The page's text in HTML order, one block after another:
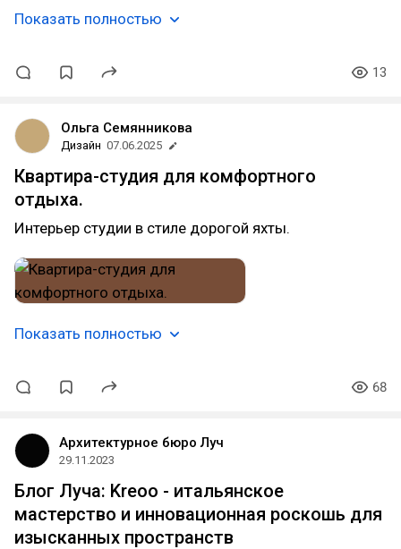
Показать полностью
13
Ольга Семянникова
Дизайн 07.06.2025
Квартира-студия для комфортного
отдыха.
Интерьер студии в стиле дорогой яхты.
Показать полностью
68
Архитектурное бюро Луч
29.11.2023
Блог Луча: Kreoo - итальянское
мастерство и инновационная роскошь для
изысканных пространств